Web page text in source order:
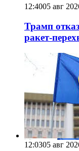
12:4005 авг
Трамп
ракет-
12:0305 авг